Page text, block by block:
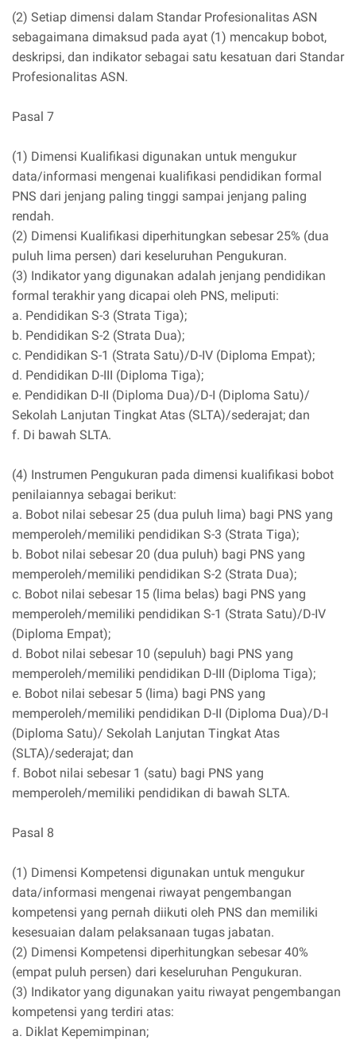
(2) Setiap dimensi dalam Standar Profesionalitas ASN
sebagaimana dimaksud pada ayat (1) mencakup bobot,
deskripsi, dan indikator sebagai satu kesatuan dari Standar
Profesionalitas ASN.
Pasal 7
(1) Dimensi Kualifikasi digunakan untuk mengukur
data/informasi mengenai kualifikasi pendidikan formal
PNS dari jenjang paling tinggi sampai jenjang paling
rendah.
(2) Dimensi Kualifikasi diperhitungkan sebesar 25% (dua
puluh lima persen) dari keseluruhan Pengukuran.
(3) Indikator yang digunakan adalah jenjang pendidikan
formal terakhir yang dicapai oleh PNS, meliputi:
a. Pendidikan S-3 (Strata Tiga);
b. Pendidikan S-2 (Strata Dua);
c. Pendidikan S-1 (Strata Satu)/D-IV (Diploma Empat);
d. Pendidikan D-III (Diploma Tiga);
e. Pendidikan D-II (Diploma Dua)/D-I (Diploma Satu)/
Sekolah Lanjutan Tingkat Atas (SLTA)/sederajat; dan
f. Di bawah SLTA.
(4) Instrumen Pengukuran pada dimensi kualifikasi bobot
penilaiannya sebagai berikut:
a. Bobot nilai sebesar 25 (dua puluh lima) bagi PNS yang
memperoleh/memiliki pendidikan S-3 (Strata Tiga);
b. Bobot nilai sebesar 20 (dua puluh) bagi PNS yang
memperoleh/memiliki pendidikan S-2 (Strata Dua);
c. Bobot nilai sebesar 15 (lima belas) bagi PNS yang
memperoleh/memiliki pendidikan S-1 (Strata Satu)/D-IV
(Diploma Empat);
d. Bobot nilai sebesar 10 (sepuluh) bagi PNS yang
memperoleh/memiliki pendidikan D-III (Diploma Tiga);
e. Bobot nilai sebesar 5 (lima) bagi PNS yang
memperoleh/memiliki pendidikan D-II (Diploma Dua)/D-I
(Diploma Satu)/ Sekolah Lanjutan Tingkat Atas
(SLTA)/sederajat; dan
f. Bobot nilai sebesar 1 (satu) bagi PNS yang
memperoleh/memiliki pendidikan di bawah SLTA.
Pasal 8
(1) Dimensi Kompetensi digunakan untuk mengukur
data/informasi mengenai riwayat pengembangan
kompetensi yang pernah diikuti oleh PNS dan memiliki
kesesuaian dalam pelaksanaan tugas jabatan.
(2) Dimensi Kompetensi diperhitungkan sebesar 40%
(empat puluh persen) dari keseluruhan Pengukuran.
(3) Indikator yang digunakan yaitu riwayat pengembangan
kompetensi yang terdiri atas:
a. Diklat Kepemimpinan;